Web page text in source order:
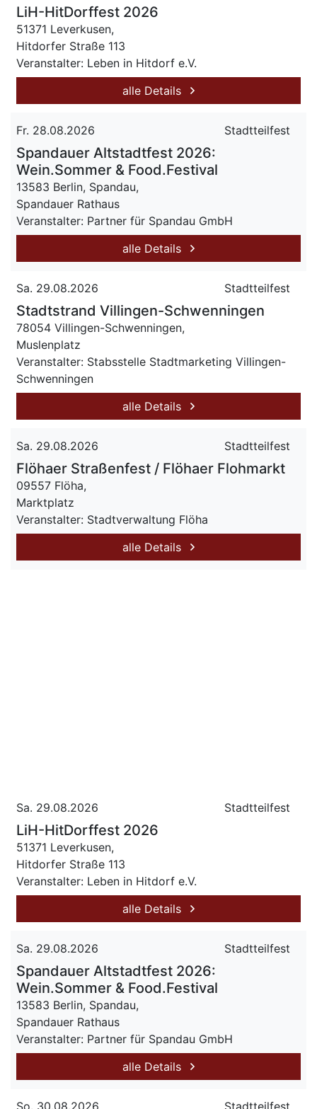
LiH-HitDorffest 2026
51371 Leverkusen,
Hitdorfer Straße 113
Veranstalter: Leben in Hitdorf e.V.
alle Details
Fr. 28.08.2026 Stadtteilfest
Spandauer Altstadtfest 2026:
Wein.Sommer & Food.Festival
13583 Berlin, Spandau,
Spandauer Rathaus
Veranstalter: Partner für Spandau GmbH
alle Details
Sa. 29.08.2026 Stadtteilfest
Stadtstrand Villingen-Schwenningen
78054 Villingen-Schwenningen,
Muslenplatz
Veranstalter: Stabsstelle Stadtmarketing Villingen-
Schwenningen
alle Details
Sa. 29.08.2026 Stadtteilfest
Flöhaer Straßenfest / Flöhaer Flohmarkt
09557 Flöha,
Marktplatz
Veranstalter: Stadtverwaltung Flöha
alle Details
Sa. 29.08.2026 Stadtteilfest
LiH-HitDorffest 2026
51371 Leverkusen,
Hitdorfer Straße 113
Veranstalter: Leben in Hitdorf e.V.
alle Details
Sa. 29.08.2026 Stadtteilfest
Spandauer Altstadtfest 2026:
Wein.Sommer & Food.Festival
13583 Berlin, Spandau,
Spandauer Rathaus
Veranstalter: Partner für Spandau GmbH
alle Details
So. 30.08.2026 Stadtteilfest